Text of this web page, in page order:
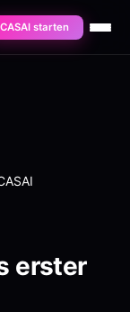
CASAI starten
erster